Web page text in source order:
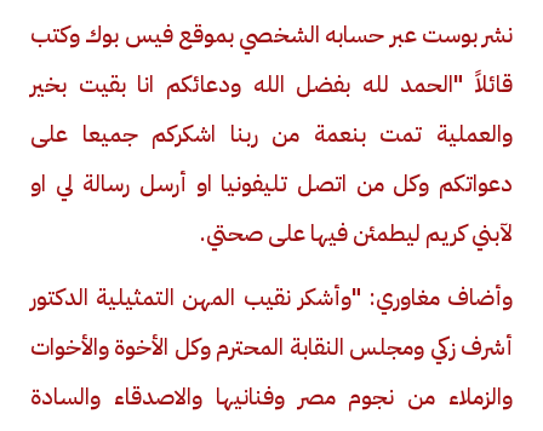
نشر بوست عبر حسابه الشخصي بموقع فيس بوك وكتب
قائلاً "الحمد لله بفضل الله ودعائكم انا بقيت بخير
والعملية تمت بنعمة من ربنا اشكركم جميعا على
دعواتكم وكل من اتصل تليفونيا او أرسل رسالة لي او
لآبني كريم ليطمئن فيها على صحتي.
وأضاف مغاوري: "وأشكر نقيب المهن التمثيلية الدكتور
أشرف زكي ومجلس النقابة المحترم وكل الأخوة والأخوات
والزملاء من نجوم مصر وفنانيها والاصدقاء والسادة